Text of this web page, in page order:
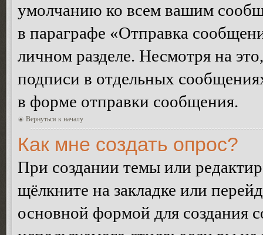
умолчанию ко всем вашим
в параграфе «Отправка
личном разделе. Несмотря на
подписи в отдельных
в форме отправки сообщения.
Вернуться к началу
Как мне создать опрос?
При создании темы или
щёлкните на закладке или
основной формой для создания